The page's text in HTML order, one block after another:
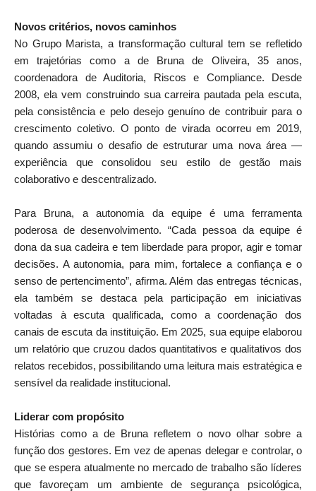
Novos critérios, novos caminhos
No Grupo Marista, a transformação cultural tem se refletido
em trajetórias como a de Bruna de Oliveira, 35 anos,
coordenadora de Auditoria, Riscos e Compliance. Desde
2008, ela vem construindo sua carreira pautada pela escuta,
pela consistência e pelo desejo genuíno de contribuir para o
crescimento coletivo. O ponto de virada ocorreu em 2019,
quando assumiu o desafio de estruturar uma nova área —
experiência que consolidou seu estilo de gestão mais
colaborativo e descentralizado.
Para Bruna, a autonomia da equipe é uma ferramenta
poderosa de desenvolvimento. “Cada pessoa da equipe é
dona da sua cadeira e tem liberdade para propor, agir e tomar
decisões. A autonomia, para mim, fortalece a confiança e o
senso de pertencimento”, afirma. Além das entregas técnicas,
ela também se destaca pela participação em iniciativas
voltadas à escuta qualificada, como a coordenação dos
canais de escuta da instituição. Em 2025, sua equipe elaborou
um relatório que cruzou dados quantitativos e qualitativos dos
relatos recebidos, possibilitando uma leitura mais estratégica e
sensível da realidade institucional.
Liderar com propósito
Histórias como a de Bruna refletem o novo olhar sobre a
função dos gestores. Em vez de apenas delegar e controlar, o
que se espera atualmente no mercado de trabalho são líderes
que favoreçam um ambiente de segurança psicológica,